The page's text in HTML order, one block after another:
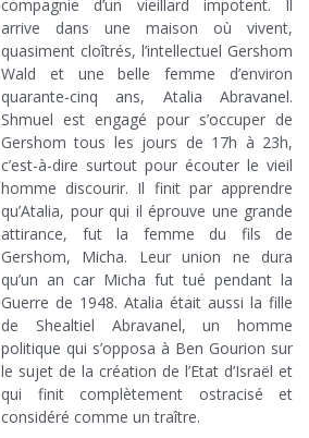
compagnie d’un vieillard impotent. Il
arrive dans une maison où vivent,
quasiment cloîtrés, l’intellectuel Gershom
Wald et une belle femme d’environ
quarante-cinq ans, Atalia Abravanel.
Shmuel est engagé pour s’occuper de
Gershom tous les jours de 17h à 23h,
c’est-à-dire surtout pour écouter le vieil
homme discourir. Il finit par apprendre
qu’Atalia, pour qui il éprouve une grande
attirance, fut la femme du fils de
Gershom, Micha. Leur union ne dura
qu’un an car Micha fut tué pendant la
Guerre de 1948. Atalia était aussi la fille
de Shealtiel Abravanel, un homme
politique qui s’opposa à Ben Gourion sur
le sujet de la création de l’Etat d’Israël et
qui finit complètement ostracisé et
considéré comme un traître.